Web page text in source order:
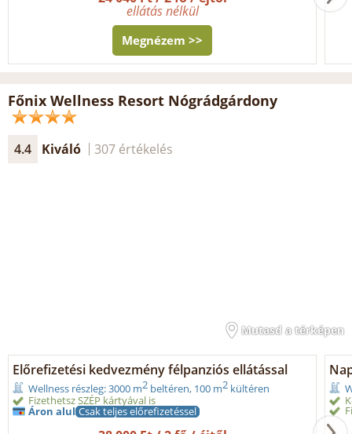
ellátás nélkül
Megnézem >>
Főnix Wellness Resort Nógrádgárdony
4.4 Kiváló 307 értékelés
Mutasd a térképen
Előrefizetési kedvezmény félpanziós ellátással
Wellness részleg: 3000 m2 beltéren, 100 m2 kültéren
Fizethetsz SZÉP kártyával is
Áron alul Csak teljes előrefizetéssel